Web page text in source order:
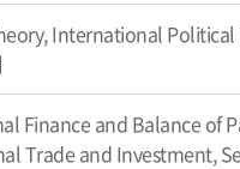
International
Finance and Balance of
Trade and Investment,